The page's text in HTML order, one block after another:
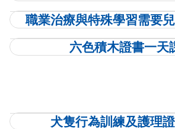
職業治療與特殊學習需要
六色積木證書一天
⽝隻⾏為訓練及護理